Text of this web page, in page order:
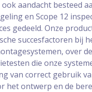
aandacht besteed
en Scope 12
gedeeld. Onze
succesfactoren bij
over
die onze
van correct gebruik
het ontwerp en de